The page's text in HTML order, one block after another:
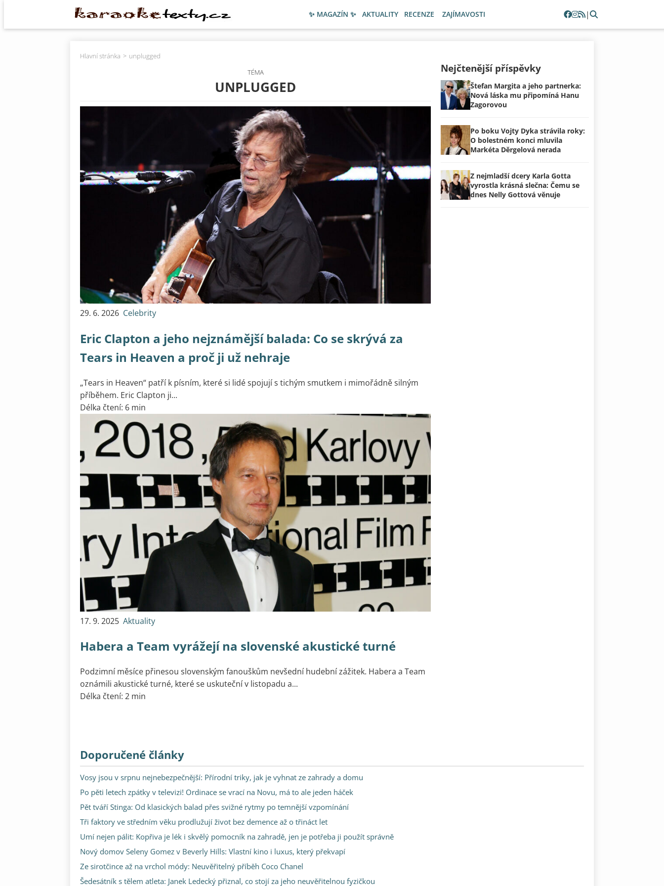
✨ MAGAZÍN ✨ AKTUALITY RECENZE ZAJÍMAVOSTI |
Hlavní stránka
unplugged
TÉMA
UNPLUGGED
29. 6. 2026 Celebrity
Eric Clapton a jeho nejznámější balada: Co se skrývá za
Tears in Heaven a proč ji už nehraje
„Tears in Heaven“ patří k písním, které si lidé spojují s tichým smutkem i mimořádně silným
příběhem. Eric Clapton ji...
Délka čtení: 6 min
17. 9. 2025 Aktuality
Habera a Team vyrážejí na slovenské akustické turné
Podzimní měsíce přinesou slovenským fanouškům nevšední hudební zážitek. Habera a Team
oznámili akustické turné, které se uskuteční v listopadu a...
Délka čtení: 2 min
Nejčtenější příspěvky
Štefan Margita a jeho partnerka:
Nová láska mu připomíná Hanu
Zagorovou
Po boku Vojty Dyka strávila roky:
O bolestném konci mluvila
Markéta Děrgelová nerada
Z nejmladší dcery Karla Gotta
vyrostla krásná slečna: Čemu se
dnes Nelly Gottová věnuje
Doporučené články
Vosy jsou v srpnu nejnebezpečnější: Přírodní triky, jak je vyhnat ze zahrady a domu
Po pěti letech zpátky v televizi! Ordinace se vrací na Novu, má to ale jeden háček
Pět tváří Stinga: Od klasických balad přes svižné rytmy po temnější vzpomínání
Tři faktory ve středním věku prodlužují život bez demence až o třináct let
Umí nejen pálit: Kopřiva je lék i skvělý pomocník na zahradě, jen je potřeba ji použít správně
Nový domov Seleny Gomez v Beverly Hills: Vlastní kino i luxus, který překvapí
Ze sirotčince až na vrchol módy: Neuvěřitelný příběh Coco Chanel
Šedesátník s tělem atleta: Janek Ledecký přiznal, co stojí za jeho neuvěřitelnou fyzičkou